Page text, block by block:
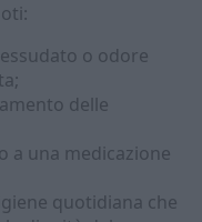
o odore
delle
a una medicazione
quotidiana che